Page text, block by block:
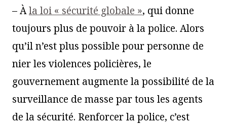
–Àla loi « sécurité globale », qui donne
toujours plus de pouvoir à la police. Alors
qu’il n’est plus possible pour personne de
nier les violences policières, le
gouvernement augmente la possibilité de la
surveillance de masse par tous les agents
de la sécurité. Renforcer la police, c’est